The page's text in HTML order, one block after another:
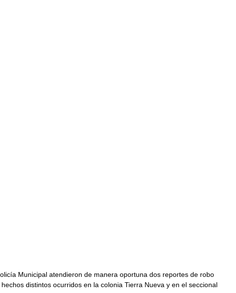
Municipal atendieron de manera oportuna dos reportes de robo
distintos ocurridos en la colonia Tierra Nueva y en el seccional